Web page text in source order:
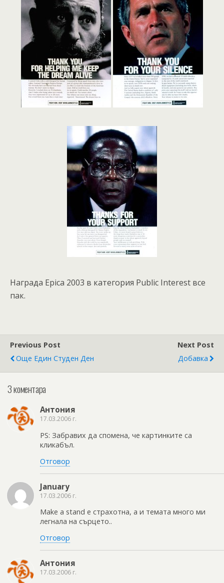
Награда Epica 2003 в категория Public Interest все
пак.
Previous Post
Още Един Студен Ден
Next Post
Добавка
3 коментара
Антония
17.03.2006 г.
PS: Забравих да спомена, че картинките са
кликабъл.
Отговор
January
17.03.2006 г.
Make a stand е страхотна, а и темата много ми
легнала на сърцето..
Отговор
Антония
17.03.2006 г.